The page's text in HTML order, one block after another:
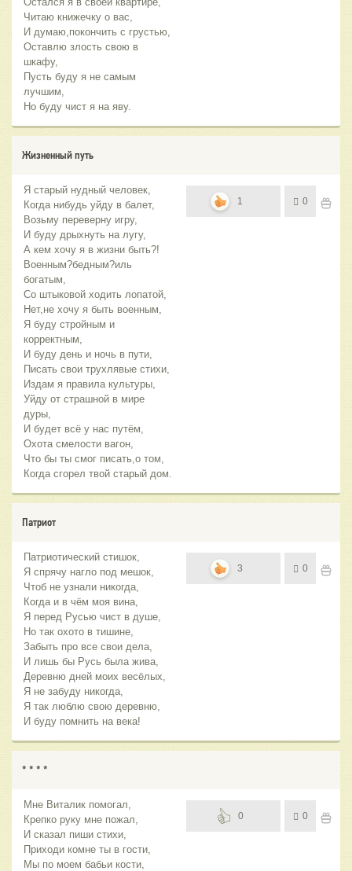
Читаю книжечку о вас,
И думаю,покончить с грустью,
Оставлю злость свою в
шкафу,
Пусть буду я не самым
лучшим,
Но буду чист я на яву.
Жизненный путь
Я старый нудный человек,
Когда нибудь уйду в балет,
Возьму переверну игру,
И буду дрыхнуть на лугу,
А кем хочу я в жизни быть?!
Военным?бедным?иль
богатым,
Со штыковой ходить лопатой,
Нет,не хочу я быть военным,
Я буду стройным и
корректным,
И буду день и ночь в пути,
Писать свои трухлявые стихи,
Издам я правила культуры,
Уйду от страшной в мире
дуры,
И будет всё у нас путём,
Охота смелости вагон,
Что бы ты смог писать,о том,
Когда сгорел твой старый дом.
1 0
Патриот
Патриотический стишок,
Я спрячу нагло под мешок,
Чтоб не узнали никогда,
Когда и в чём моя вина,
Я перед Русью чист в душе,
Но так охото в тишине,
Забыть про все свои дела,
И лишь бы Русь была жива,
Деревню дней моих весёлых,
Я не забуду никогда,
Я так люблю свою деревню,
И буду помнить на века!
3 0
* * * *
Мне Виталик помогал,
Крепко руку мне пожал,
И сказал пиши стихи,
Приходи комне ты в гости,
Мы по моем бабьи кости,
0 0